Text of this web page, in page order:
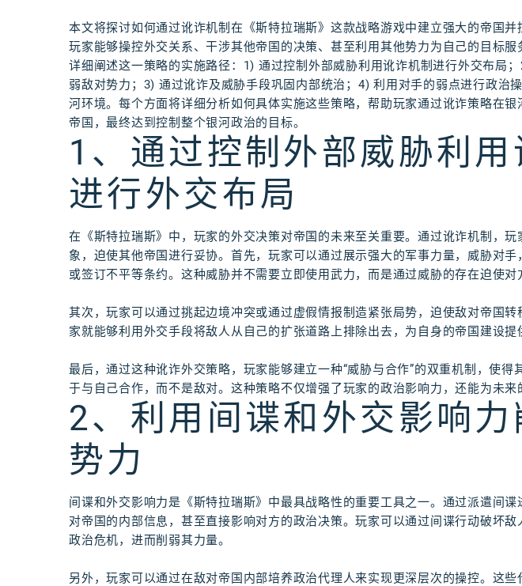
本文将探讨如何通过讹诈机制在《斯特拉瑞斯》这款战略游戏中建立强大的帝国并
玩家能够操控外交关系、干涉其他帝国的决策、甚至利用其他势力为自己的目标
详细阐述这一策略的实施路径：1) 通过控制外部威胁利用讹诈机制进行外交布局
弱敌对势力；3) 通过讹诈及威胁手段巩固内部统治；4) 利用对手的弱点进行政治
河环境。每个方面将详细分析如何具体实施这些策略，帮助玩家通过讹诈策略在银
帝国，最终达到控制整个银河政治的目标。
1、通过控制外部威胁利用
进行外交布局
在《斯特拉瑞斯》中，玩家的外交决策对帝国的未来至关重要。通过讹诈机制，玩
象，迫使其他帝国进行妥协。首先，玩家可以通过展示强大的军事力量，威胁对
或签订不平等条约。这种威胁并不需要立即使用武力，而是通过威胁的存在迫使对
其次，玩家可以通过挑起边境冲突或通过虚假情报制造紧张局势，迫使敌对帝国
家就能够利用外交手段将敌人从自己的扩张道路上排除出去，为自身的帝国建设提
最后，通过这种讹诈外交策略，玩家能够建立一种“威胁与合作”的双重机制，使得
于与自己合作，而不是敌对。这种策略不仅增强了玩家的政治影响力，还能为未来
2、利用间谍和外交影响力
势力
间谍和外交影响力是《斯特拉瑞斯》中最具战略性的重要工具之一。通过派遣间
对帝国的内部信息，甚至直接影响对方的政治决策。玩家可以通过间谍行动破坏
政治危机，进而削弱其力量。
另外，玩家可以通过在敌对帝国内部培养政治代理人来实现更深层次的操控。这